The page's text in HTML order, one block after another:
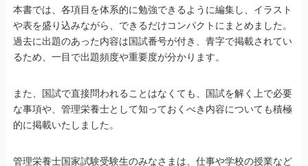
本書では、各項目を体系的に勉強できるように編集し、イラスト
や表を盛り込みながら、できるだけコンパクトにまとめました。
過去に出題のあった内容は国試番号が付き、青字で掲載されてい
るため、一目で出題頻度や重要度が分かります。
また、国試で直接問われることはなくても、国試を解く上で必要
な事項や、管理栄養士として知っておくべき内容についても積極
的に掲載いたしました。
管理栄養士国家試験受験生のみなさまは、仕事や学校の授業など